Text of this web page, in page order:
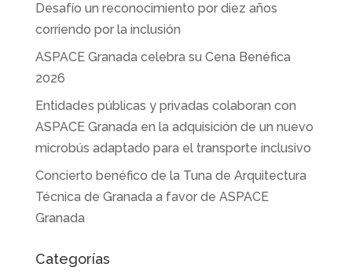
Desafío un reconocimiento por diez años
corriendo por la inclusión
ASPACE Granada celebra su Cena Benéfica
2026
Entidades públicas y privadas colaboran con
ASPACE Granada en la adquisición de un nuevo
microbús adaptado para el transporte inclusivo
Concierto benéfico de la Tuna de Arquitectura
Técnica de Granada a favor de ASPACE
Granada
Categorías